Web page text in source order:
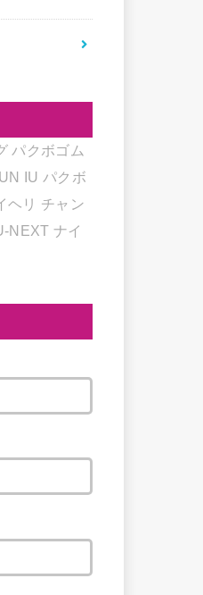
パクボゴム
IU パクボ
ヘリ チャン
NEXT ナイ